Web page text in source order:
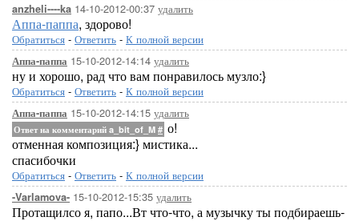
anzheli----ka 14-10-2012-00:37 удалить
Аппа-паппа, здорово!
Обратиться - Ответить - К полной версии
Аппа-паппа 15-10-2012-14:14 удалить
ну и хорошо, рад что вам понравилось музло:}
Обратиться - Ответить - К полной версии
Аппа-паппа 15-10-2012-14:15 удалить
Ответ на комментарий a_bit_of_M # о!
отменная композиция:} мистика...
спасибочки
Обратиться - Ответить - К полной версии
-Varlamova- 15-10-2012-15:35 удалить
Протащилсо я, папо...Вт что-что, а музычку ты подбираешь-